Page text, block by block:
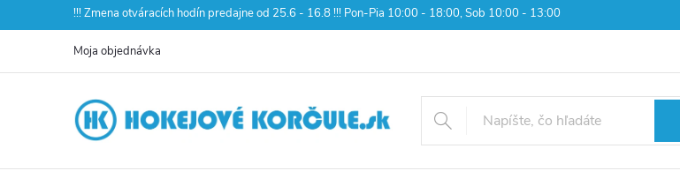
na
!!! Zmena otváracích hodín predajne od 25.6 - 16.8 !!! Pon-Pia 10:00 - 18:00, Sob 10:00 - 13:00
Moja objednávka